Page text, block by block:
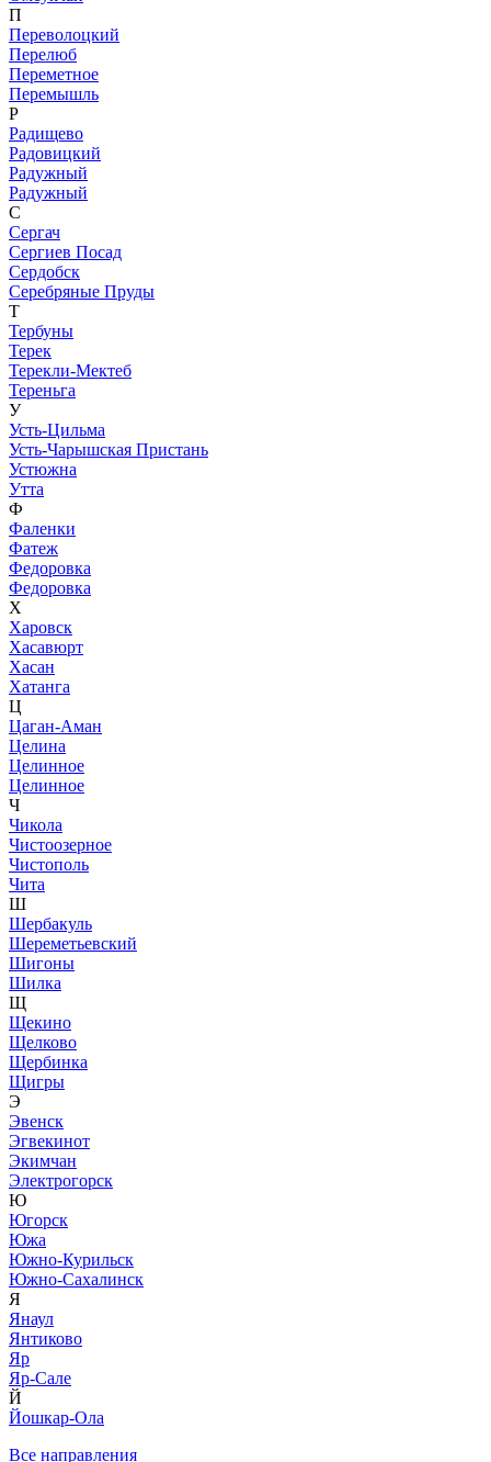
П
Переволоцкий
Перелюб
Переметное
Перемышль
Р
Радищево
Радовицкий
Радужный
Радужный
С
Сергач
Сергиев Посад
Сердобск
Серебряные Пруды
Т
Тербуны
Терек
Терекли-Мектеб
Тереньга
У
Усть-Цильма
Усть-Чарышская Пристань
Устюжна
Утта
Ф
Фаленки
Фатеж
Федоровка
Федоровка
Х
Харовск
Хасавюрт
Хасан
Хатанга
Ц
Цаган-Аман
Целина
Целинное
Целинное
Ч
Чикола
Чистоозерное
Чистополь
Чита
Ш
Шербакуль
Шереметьевский
Шигоны
Шилка
Щ
Щекино
Щелково
Щербинка
Щигры
Э
Эвенск
Эгвекинот
Экимчан
Электрогорск
Ю
Югорск
Южа
Южно-Курильск
Южно-Сахалинск
Я
Янаул
Янтиково
Яр
Яр-Сале
Й
Йошкар-Ола
Все направления